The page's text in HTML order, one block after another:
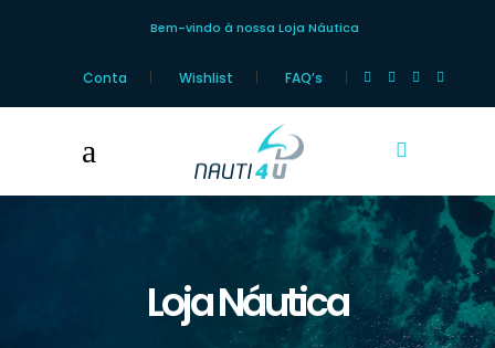
Bem-vindo à nossa Loja Náutica
Conta Wishlist FAQ’s
Loja Náutica